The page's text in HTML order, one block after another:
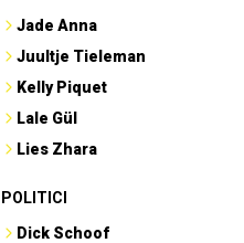
Jade Anna
Juultje Tieleman
Kelly Piquet
Lale Gül
Lies Zhara
POLITICI
Dick Schoof